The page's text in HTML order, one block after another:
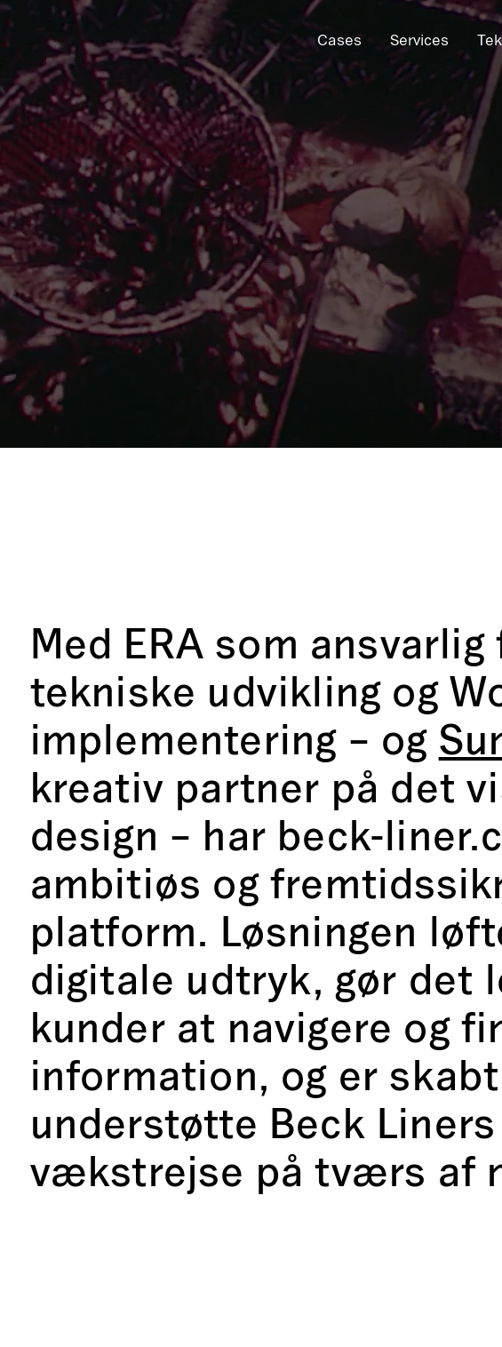
Cases Services
Med ERA som ansvarlig
tekniske udvikling og
implementering – og
kreativ partner på det
design – har beck-
ambitiøs og
platform. Løsningen
digitale udtryk, gør det
kunder at navigere og
information, og er
understøtte Beck
vækstrejse på tværs af